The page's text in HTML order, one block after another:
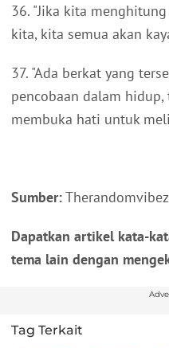
36. "Jika kita
kita, kita semua akan
37. "Ada berkat yang
pencobaan dalam
membuka hati untuk
Sumber:Therandomvibez
Dapatkan artikel kata-
tema lain dengan
Tag Terkait